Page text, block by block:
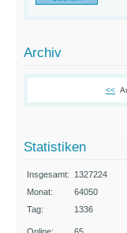
Archiv
<<
Statistiken
Insgesamt:
1327224
Monat:
64050
Tag:
1336